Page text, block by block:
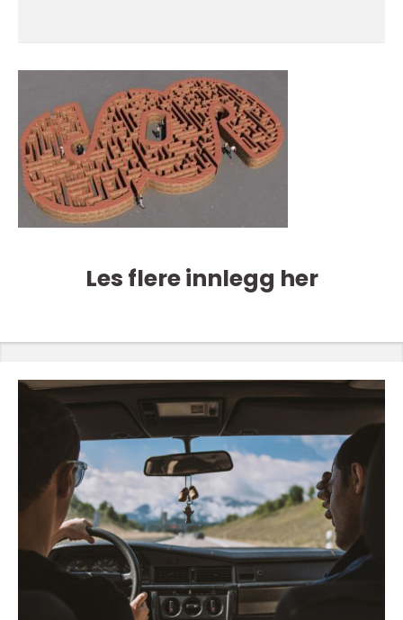
Les flere innlegg her